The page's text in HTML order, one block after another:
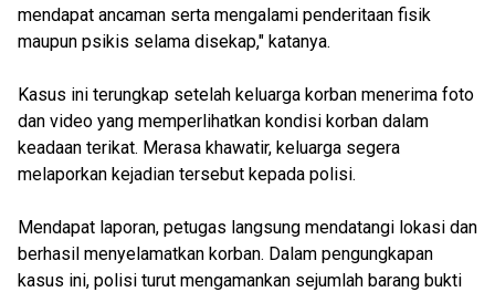
mendapat ancaman serta mengalami penderitaan fisik
maupun psikis selama disekap," katanya.
Kasus ini terungkap setelah keluarga korban menerima foto
dan video yang memperlihatkan kondisi korban dalam
keadaan terikat. Merasa khawatir, keluarga segera
melaporkan kejadian tersebut kepada polisi.
Mendapat laporan, petugas langsung mendatangi lokasi dan
berhasil menyelamatkan korban. Dalam pengungkapan
kasus ini, polisi turut mengamankan sejumlah barang bukti